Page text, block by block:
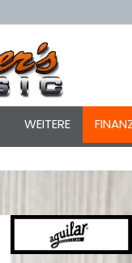
WEITERE